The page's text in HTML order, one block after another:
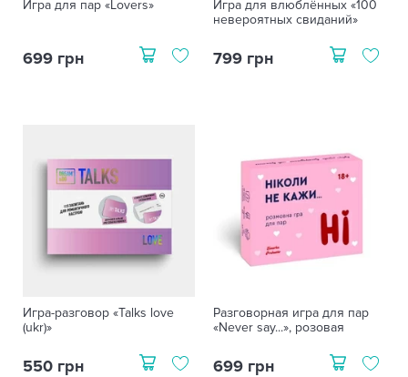
Игра для пар «Lovers»
699 грн
Игра для влюблённых «100
невероятных свиданий»
799 грн
Игра-разговор «Talks love
(ukr)»
550 грн
Разговорная игра для пар
«Never say...», розовая
699 грн